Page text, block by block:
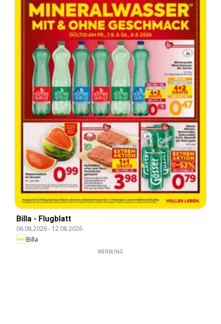
Billa - Flugblatt
06.08.2026- 12.08.2026
Billa
WERBUNG